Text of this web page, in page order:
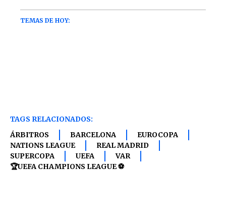
TAGS RELACIONADOS:
ÁRBITROS
BARCELONA
EUROCOPA
NATIONS LEAGUE
REAL MADRID
SUPERCOPA
UEFA
VAR
🏆UEFA CHAMPIONS LEAGUE ⚽